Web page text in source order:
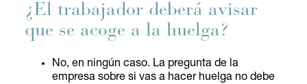
¿El trabajador deberá avisar
que se acoge a la huelga?
No, en ningún caso. La pregunta de la
empresa sobre si vas a hacer huelga no debe